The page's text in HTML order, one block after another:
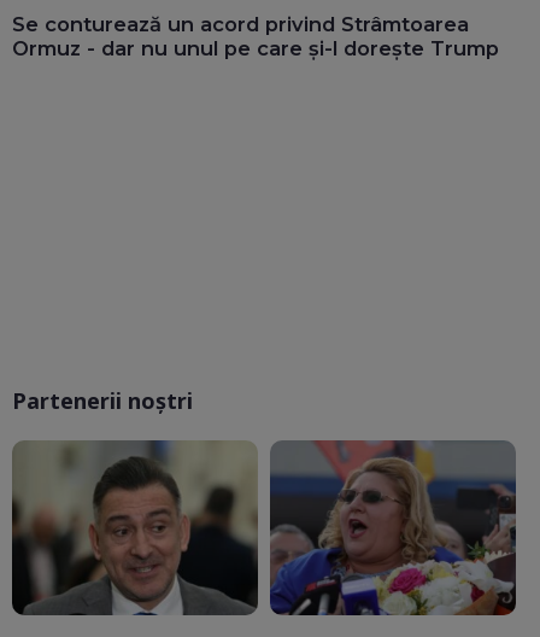
Se conturează un acord privind Strâmtoarea
Ormuz - dar nu unul pe care și-l dorește Trump
Partenerii noștri